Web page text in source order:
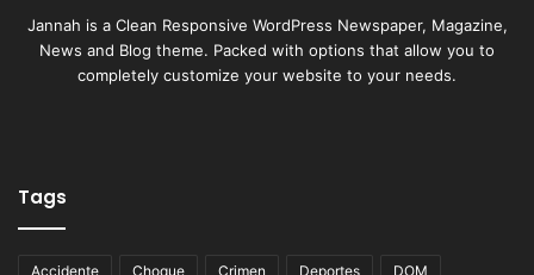
Jannah is a Clean Responsive WordPress Newspaper, Magazine,
News and Blog theme. Packed with options that allow you to
completely customize your website to your needs.
Tags
Accidente Choque Crimen Deportes DOM